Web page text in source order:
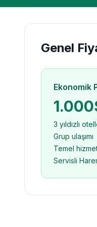
Genel
Ekonomik
3 yıldızlı
Grup ulaşımı
Temel
Servisli